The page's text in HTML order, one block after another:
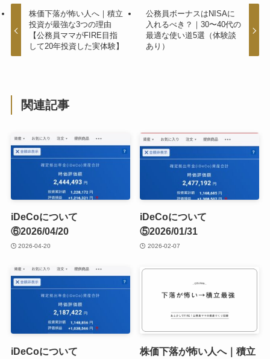
株価下落が怖い人へ｜積立
投資が最強な3つの理由
【公務員ママがFIRE目指
して20年投資した実体験】
公務員ボーナスはNISAに
入れるべき？｜30〜40代の
最適な使い道5選（体験談
あり）
関連記事
iDeCoについて
⑥2026/04/20
2026-04-20
iDeCoについて
⑤2026/01/31
2026-02-07
iDeCoについて
株価下落が怖い人へ｜積立